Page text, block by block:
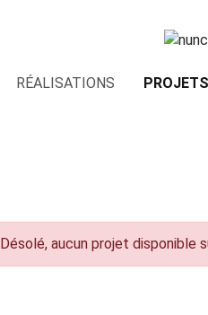
RÉALISATIONS PROJETS
Désolé, aucun projet